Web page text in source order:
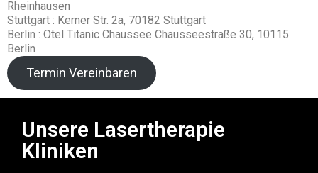
Rheinhausen
Stuttgart : Kerner Str. 2a, 70182 Stuttgart
Berlin : Otel Titanic Chaussee Chausseestraße 30, 10115
Berlin
Termin Vereinbaren
Unsere Lasertherapie
Kliniken